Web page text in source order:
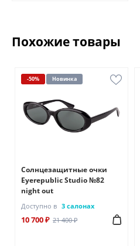
Похожие товары
-50% Новинка
Солнцезащитные очки
Eyerepublic Studio №82
night out
Доступно в 3 салонах
10 700 ₽ 21 400 ₽